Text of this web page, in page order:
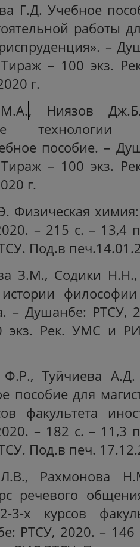
Г.Д. Учебное
работы
–
– 100 экз.
г.
, Ниязов
пособие. –
– 100 экз.
г.
Физическая
– 215 с. – 13,4
Под.в
З.М., Содики Н.Н.,
– Душанбе: РТСУ,
экз. Рек. УМС и
Туйчиева А.Д.
пособие для
факультета
– 182 с. – 11,3
Под.в печ.
Рахмонова
речевого
3-х курсов
РТСУ, 2020. –